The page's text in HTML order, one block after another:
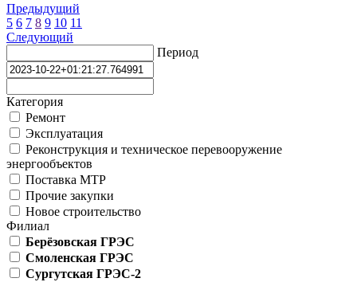
Предыдущий
5 6 7 8 9 10 11
Следующий
Период
Категория
Ремонт
Эксплуатация
Реконструкция и техническое перевооружение
энергообъектов
Поставка МТР
Прочие закупки
Новое строительство
Филиал
Берёзовская ГРЭС
Смоленская ГРЭС
Сургутская ГРЭС-2